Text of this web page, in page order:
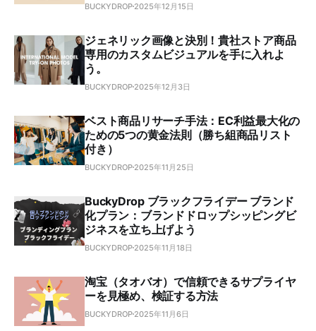
BUCKYDROP 2025年12月15日
ジェネリック画像と決別！貴社ストア商品
専用のカスタムビジュアルを手に入れよ
う。
BUCKYDROP 2025年12月3日
ベスト商品リサーチ手法：EC利益最大化の
ための5つの黄金法則（勝ち組商品リスト
付き）
BUCKYDROP 2025年11月25日
BuckyDrop ブラックフライデー ブランド
化プラン：ブランドドロップシッピングビ
ジネスを立ち上げよう
BUCKYDROP 2025年11月18日
淘宝（タオバオ）で信頼できるサプライヤ
ーを見極め、検証する方法
BUCKYDROP 2025年11月6日